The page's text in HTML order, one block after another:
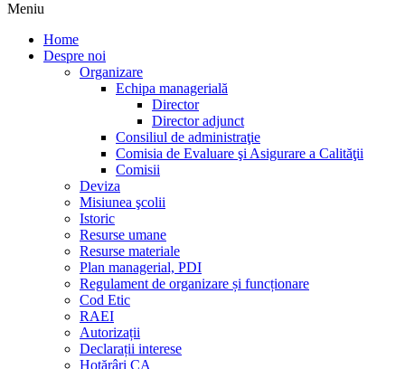
Meniu
Home
Despre noi
Organizare
Echipa managerială
Director
Director adjunct
Consiliul de administraţie
Comisia de Evaluare şi Asigurare a Calităţii
Comisii
Deviza
Misiunea şcolii
Istoric
Resurse umane
Resurse materiale
Plan managerial, PDI
Regulament de organizare și funcționare
Cod Etic
RAEI
Autorizații
Declarații interese
Hotărâri CA